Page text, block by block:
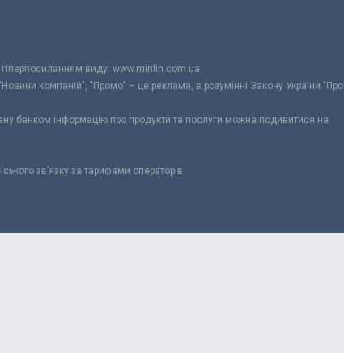
гіперпосиланням виду: www.minfin.com.ua
компаній", "Промо" – це реклама, в розумінні Закону України "Про
банком інформацію про продукти та послуги можна подивитися на
зв’язку за тарифами операторів